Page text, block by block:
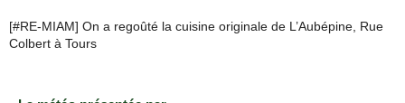
[#RE-MIAM] On a regoûté la cuisine originale de L’Aubépine, Rue
Colbert à Tours